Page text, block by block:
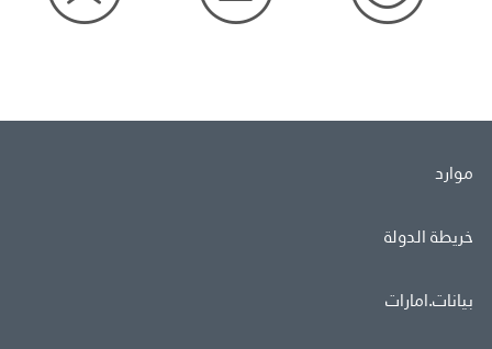
موارد
خريطة الدولة
بيانات.امارات